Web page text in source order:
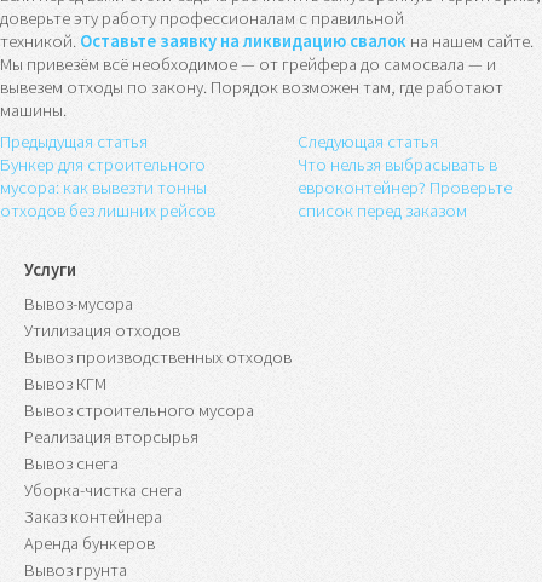
доверьте эту работу профессионалам с правильной
техникой. Оставьте заявку на ликвидацию свалок на нашем сайте.
Мы привезём всё необходимое — от грейфера до самосвала — и
вывезем отходы по закону. Порядок возможен там, где работают
машины.
Предыдущая статья
Бункер для строительного
мусора: как вывезти тонны
отходов без лишних рейсов
Следующая статья
Что нельзя выбрасывать в
евроконтейнер? Проверьте
список перед заказом
Услуги
Вывоз-мусора
Утилизация отходов
Вывоз производственных отходов
Вывоз КГМ
Вывоз строительного мусора
Реализация вторсырья
Вывоз снега
Уборка-чистка снега
Заказ контейнера
Аренда бункеров
Вывоз грунта